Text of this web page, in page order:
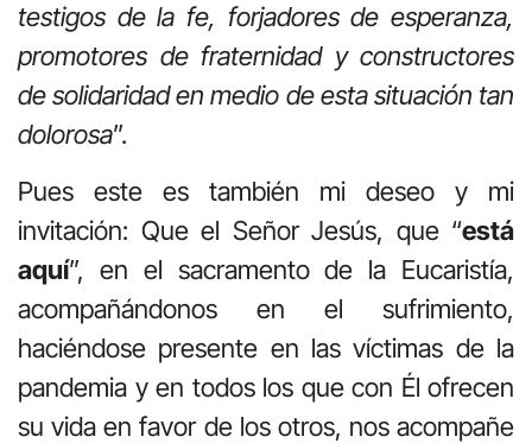
testigos de la fe, forjadores de esperanza,
promotores de fraternidad y constructores
de solidaridad en medio de esta situación tan
dolorosa”.
Pues este es también mi deseo y mi
invitación: Que el Señor Jesús, que “está
aquí”, en el sacramento de la Eucaristía,
acompañándonos en el sufrimiento,
haciéndose presente en las víctimas de la
pandemia y en todos los que con Él ofrecen
su vida en favor de los otros, nos acompañe